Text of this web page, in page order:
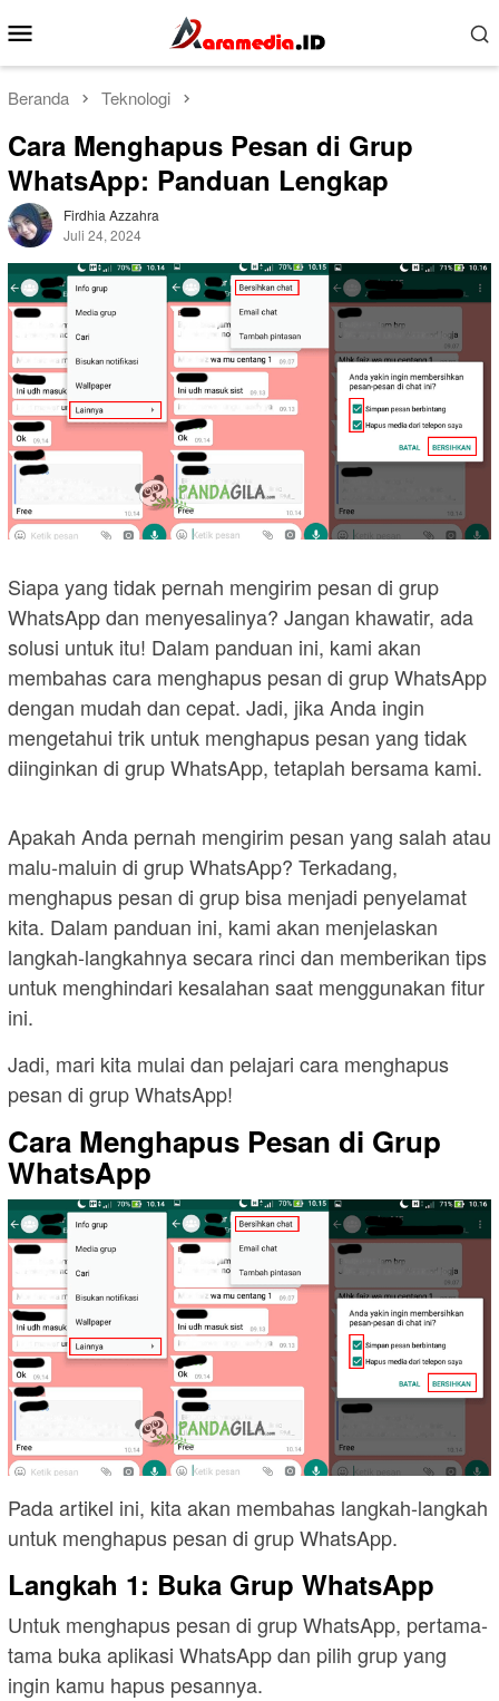
ke
kontenMobile
Beranda Teknologi
Cara Menghapus Pesan di Grup
WhatsApp: Panduan Lengkap
Firdhia Azzahra
Juli 24, 2024
Siapa yang tidak pernah mengirim pesan di grup
WhatsApp dan menyesalinya? Jangan khawatir, ada
solusi untuk itu! Dalam panduan ini, kami akan
membahas cara menghapus pesan di grup WhatsApp
dengan mudah dan cepat. Jadi, jika Anda ingin
mengetahui trik untuk menghapus pesan yang tidak
diinginkan di grup WhatsApp, tetaplah bersama kami.
Apakah Anda pernah mengirim pesan yang salah atau
malu-maluin di grup WhatsApp? Terkadang,
menghapus pesan di grup bisa menjadi penyelamat
kita. Dalam panduan ini, kami akan menjelaskan
langkah-langkahnya secara rinci dan memberikan tips
untuk menghindari kesalahan saat menggunakan fitur
ini.
Jadi, mari kita mulai dan pelajari cara menghapus
pesan di grup WhatsApp!
Cara Menghapus Pesan di Grup
WhatsApp
Pada artikel ini, kita akan membahas langkah-langkah
untuk menghapus pesan di grup WhatsApp.
Langkah 1: Buka Grup WhatsApp
Untuk menghapus pesan di grup WhatsApp, pertama-
tama buka aplikasi WhatsApp dan pilih grup yang
ingin kamu hapus pesannya.